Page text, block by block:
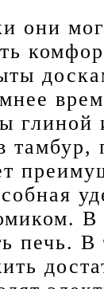
они
тамбур,
В
печь.